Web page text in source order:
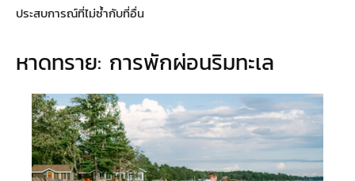
ประสบการณ์ที่ไม่ซ้ำกับที่อื่น
หาดทราย: การพักผ่อนริมทะเล